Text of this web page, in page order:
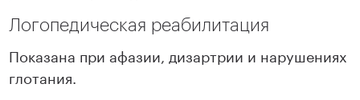
Логопедическая реабилитация
Показана при афазии, дизартрии и нарушениях
глотания.